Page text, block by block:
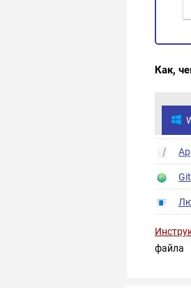
Как,
файла